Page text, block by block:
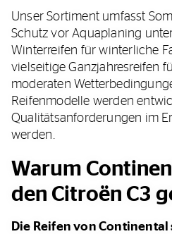
Unser Sortiment umfasst
Schutz vor Aquaplaning
Winterreifen für winterliche
vielseitige Ganzjahresreifen
moderaten
Reifenmodelle werden
Qualitätsanforderungen im
werden.
Warum
den Citroën C3
Die Reifen von